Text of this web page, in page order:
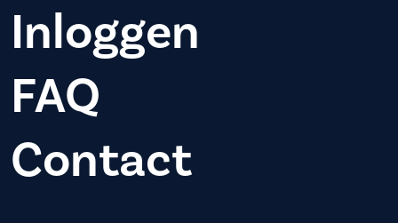
Inloggen
FAQ
Contact